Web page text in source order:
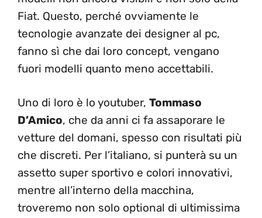
Fiat. Questo, perché ovviamente le
tecnologie avanzate dei designer al pc,
fanno sì che dai loro concept, vengano
fuori modelli quanto meno accettabili.
Uno di loro è lo youtuber, Tommaso
D’Amico, che da anni ci fa assaporare le
vetture del domani, spesso con risultati più
che discreti. Per l’italiano, si punterà su un
assetto super sportivo e colori innovativi,
mentre all’interno della macchina,
troveremo non solo optional di ultimissima